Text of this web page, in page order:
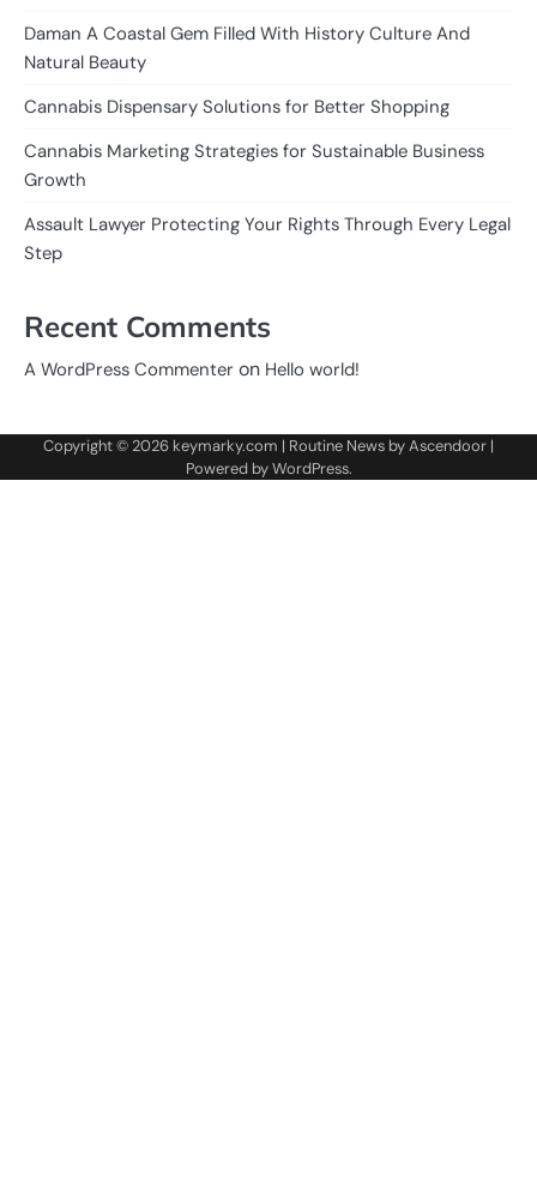
Daman A Coastal Gem Filled With History Culture And
Natural Beauty
Cannabis Dispensary Solutions for Better Shopping
Cannabis Marketing Strategies for Sustainable Business
Growth
Assault Lawyer Protecting Your Rights Through Every Legal
Step
Recent Comments
A WordPress Commenter on Hello world!
Copyright © 2026 keymarky.com | Routine News byAscendoor |
Powered byWordPress.